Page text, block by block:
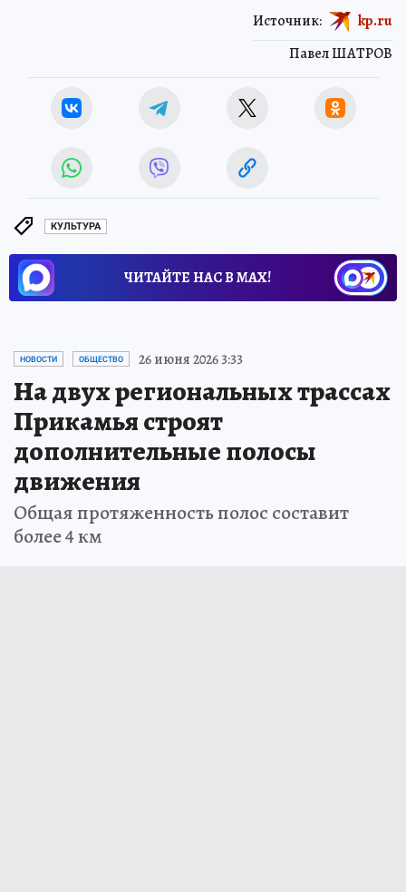
Павел ШАТРОВ
Источник: kp.ru
КУЛЬТУРА
ЧИТАЙТЕ НАС В МАХ!
НОВОСТИ ОБЩЕСТВО 26 июня 2026 3:33
На двух региональных трассах
Прикамья строят
дополнительные полосы
движения
Общая протяженность полос составит
более 4 км